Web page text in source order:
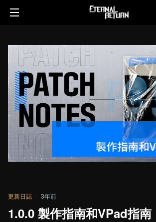
更新日誌 3年前
1.0.0 製作指南和VPad指南